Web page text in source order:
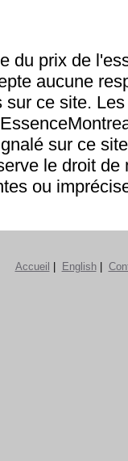
du prix de
aucune
sur ce site.
sur ce
le droit de
ou
Accueil English|